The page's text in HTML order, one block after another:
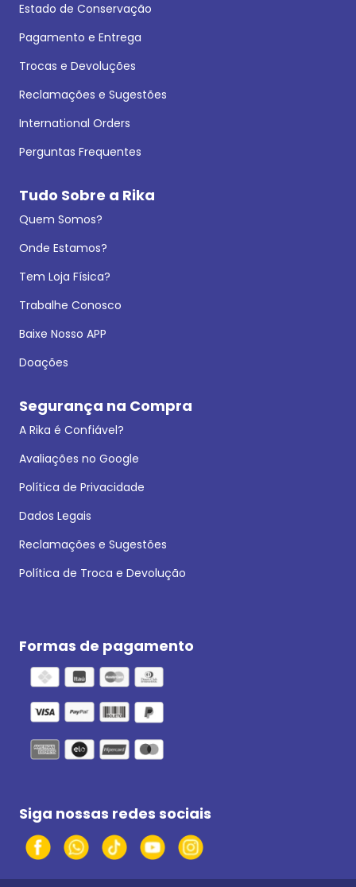
Estado de Conservação
Pagamento e Entrega
Trocas e Devoluções
Reclamações e Sugestões
International Orders
Perguntas Frequentes
Tudo Sobre a Rika
Quem Somos?
Onde Estamos?
Tem Loja Física?
Trabalhe Conosco
Baixe Nosso APP
Doações
Segurança na Compra
A Rika é Confiável?
Avaliações no Google
Política de Privacidade
Dados Legais
Reclamações e Sugestões
Política de Troca e Devolução
Formas de pagamento
Siga nossas redes sociais